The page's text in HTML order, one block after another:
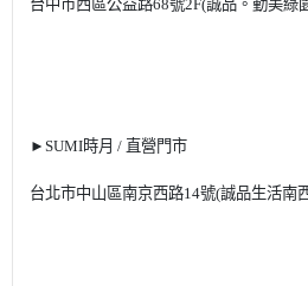
台中市西區公益路68號2F(誠品。勤美綠
► SUMI時月 / 直營門市
台北市中山區南京西路14號(誠品生活南